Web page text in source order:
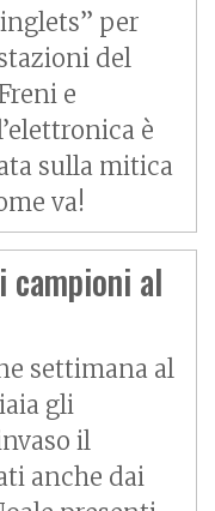
per
del
e
è
sulla mitica
va!
al
settimana al
gli
il
anche dai